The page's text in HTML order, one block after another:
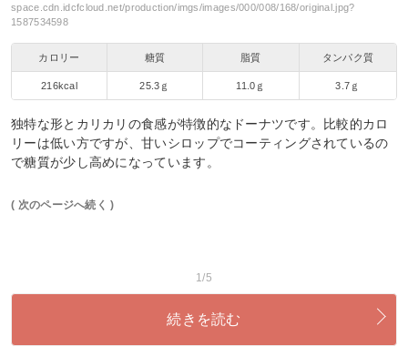
space.cdn.idcfcloud.net/production/imgs/images/000/008/168/original.jpg?
1587534598
カロリー 糖質 脂質 タンパク質
216kcal 25.3ｇ 11.0ｇ 3.7ｇ
独特な形とカリカリの食感が特徴的なドーナツです。比較的カロ
リーは低い方ですが、甘いシロップでコーティングされているの
で糖質が少し高めになっています。
( 次のページへ続く )
1/5
続きを読む